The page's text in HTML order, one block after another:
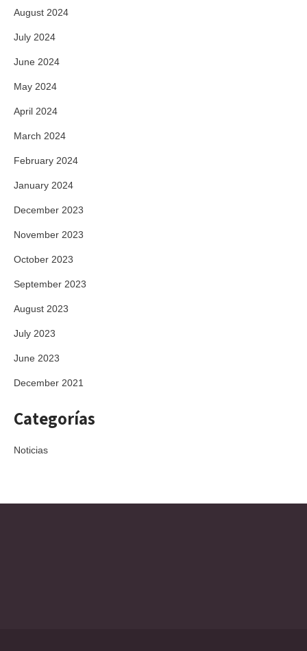
August 2024
July 2024
June 2024
May 2024
April 2024
March 2024
February 2024
January 2024
December 2023
November 2023
October 2023
September 2023
August 2023
July 2023
June 2023
December 2021
Categorías
Noticias